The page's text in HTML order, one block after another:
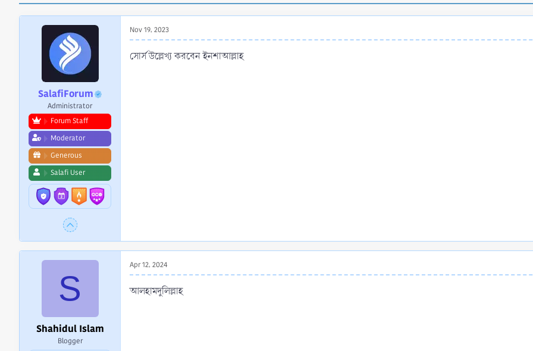
i
o
n
s
SalafiForum
Administrator
Forum Staff
Moderator
Generous
Salafi User
Nov 19, 2023
সোর্স উল্লেখ্য করবেন ইনশাআল্লাহ
S
Shahidul Islam
Blogger
Apr 12, 2024
আলহামদুলিল্লাহ